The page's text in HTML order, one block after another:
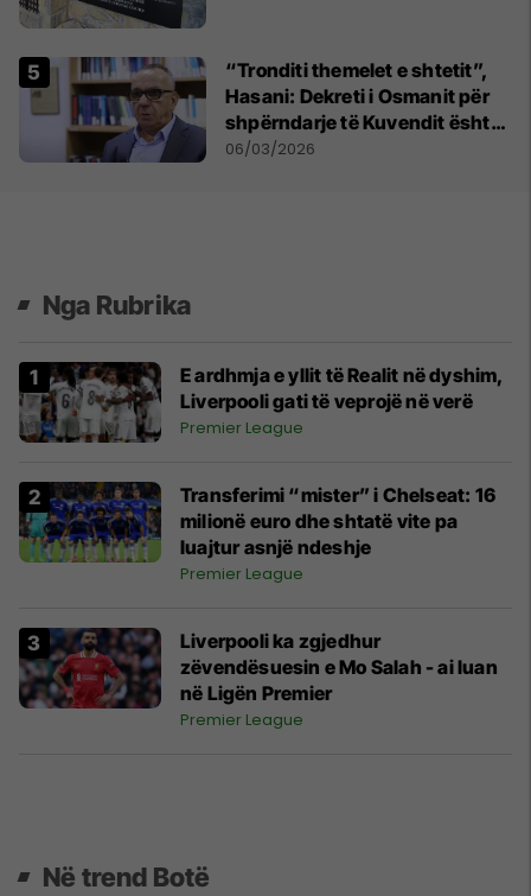
​“Tronditi themelet e shtetit”,
Hasani: Dekreti i Osmanit për
shpërndarje të Kuvendit është
jokushtetues
06/03/2026
Nga Rubrika
E ardhmja e yllit të Realit në dyshim,
Liverpooli gati të veprojë në verë
Premier League
Transferimi “mister” i Chelseat: 16
milionë euro dhe shtatë vite pa
luajtur asnjë ndeshje
Premier League
Liverpooli ka zgjedhur
zëvendësuesin e Mo Salah - ai luan
në Ligën Premier
Premier League
Në trend Botë